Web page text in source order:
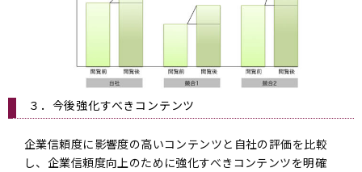
３．今後強化すべきコンテンツ
企業信頼度に影響度の高いコンテンツと自社の評価を比較
し、企業信頼度向上のために強化すべきコンテンツを明確